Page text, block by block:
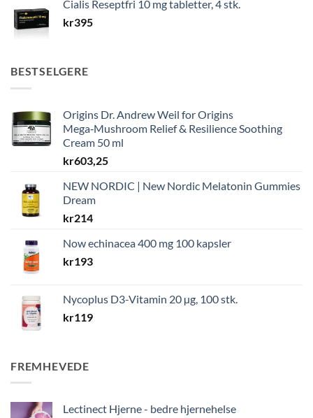
Cialis Reseptfri 10 mg tabletter, 4 stk.
kr395
BESTSELGERE
Origins Dr. Andrew Weil for Origins
Mega‑Mushroom Relief & Resilience Soothing
Cream 50 ml
kr603,25
NEW NORDIC | New Nordic Melatonin Gummies
Dream
kr214
Now echinacea 400 mg 100 kapsler
kr193
Nycoplus D3-Vitamin 20 µg, 100 stk.
kr119
FREMHEVEDE
Lectinect Hjerne - bedre hjernehelse